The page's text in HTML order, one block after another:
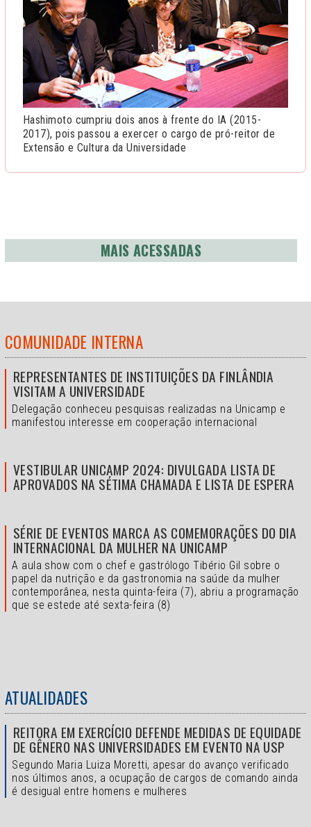
Hashimoto cumpriu dois anos à frente do IA (2015-
2017), pois passou a exercer o cargo de pró-reitor de
Extensão e Cultura da Universidade
MAIS ACESSADAS
COMUNIDADE INTERNA
REPRESENTANTES DE INSTITUIÇÕES DA FINLÂNDIA
VISITAM A UNIVERSIDADE
Delegação conheceu pesquisas realizadas na Unicamp e
manifestou interesse em cooperação internacional
VESTIBULAR UNICAMP 2024: DIVULGADA LISTA DE
APROVADOS NA SÉTIMA CHAMADA E LISTA DE ESPERA
SÉRIE DE EVENTOS MARCA AS COMEMORAÇÕES DO DIA
INTERNACIONAL DA MULHER NA UNICAMP
A aula show com o chef e gastrólogo Tibério Gil sobre o
papel da nutrição e da gastronomia na saúde da mulher
contemporânea, nesta quinta-feira (7), abriu a programação
que se estede até sexta-feira (8)
ATUALIDADES
REITORA EM EXERCÍCIO DEFENDE MEDIDAS DE EQUIDADE
DE GÊNERO NAS UNIVERSIDADES EM EVENTO NA USP
Segundo Maria Luiza Moretti, apesar do avanço verificado
nos últimos anos, a ocupação de cargos de comando ainda
é desigual entre homens e mulheres